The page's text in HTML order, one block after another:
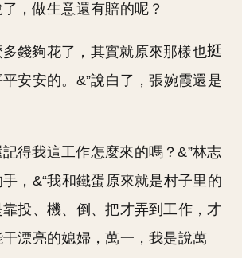
，做生意還有賠的呢？
多錢夠花了，其實就原來那樣也
安安的。&”說白了，張婉霞還是
記得我這工作怎麼來的嗎？&”林志
，&“我和鐵蛋原來就是村子里的
投、機、倒、把才弄到工作，才
漂亮的媳婦，萬一，我是說萬